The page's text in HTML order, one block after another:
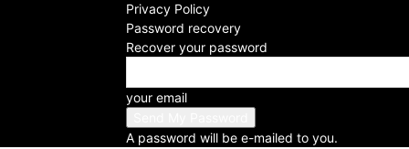
Privacy Policy
Password recovery
Recover your password
your email
A password will be e-mailed to you.